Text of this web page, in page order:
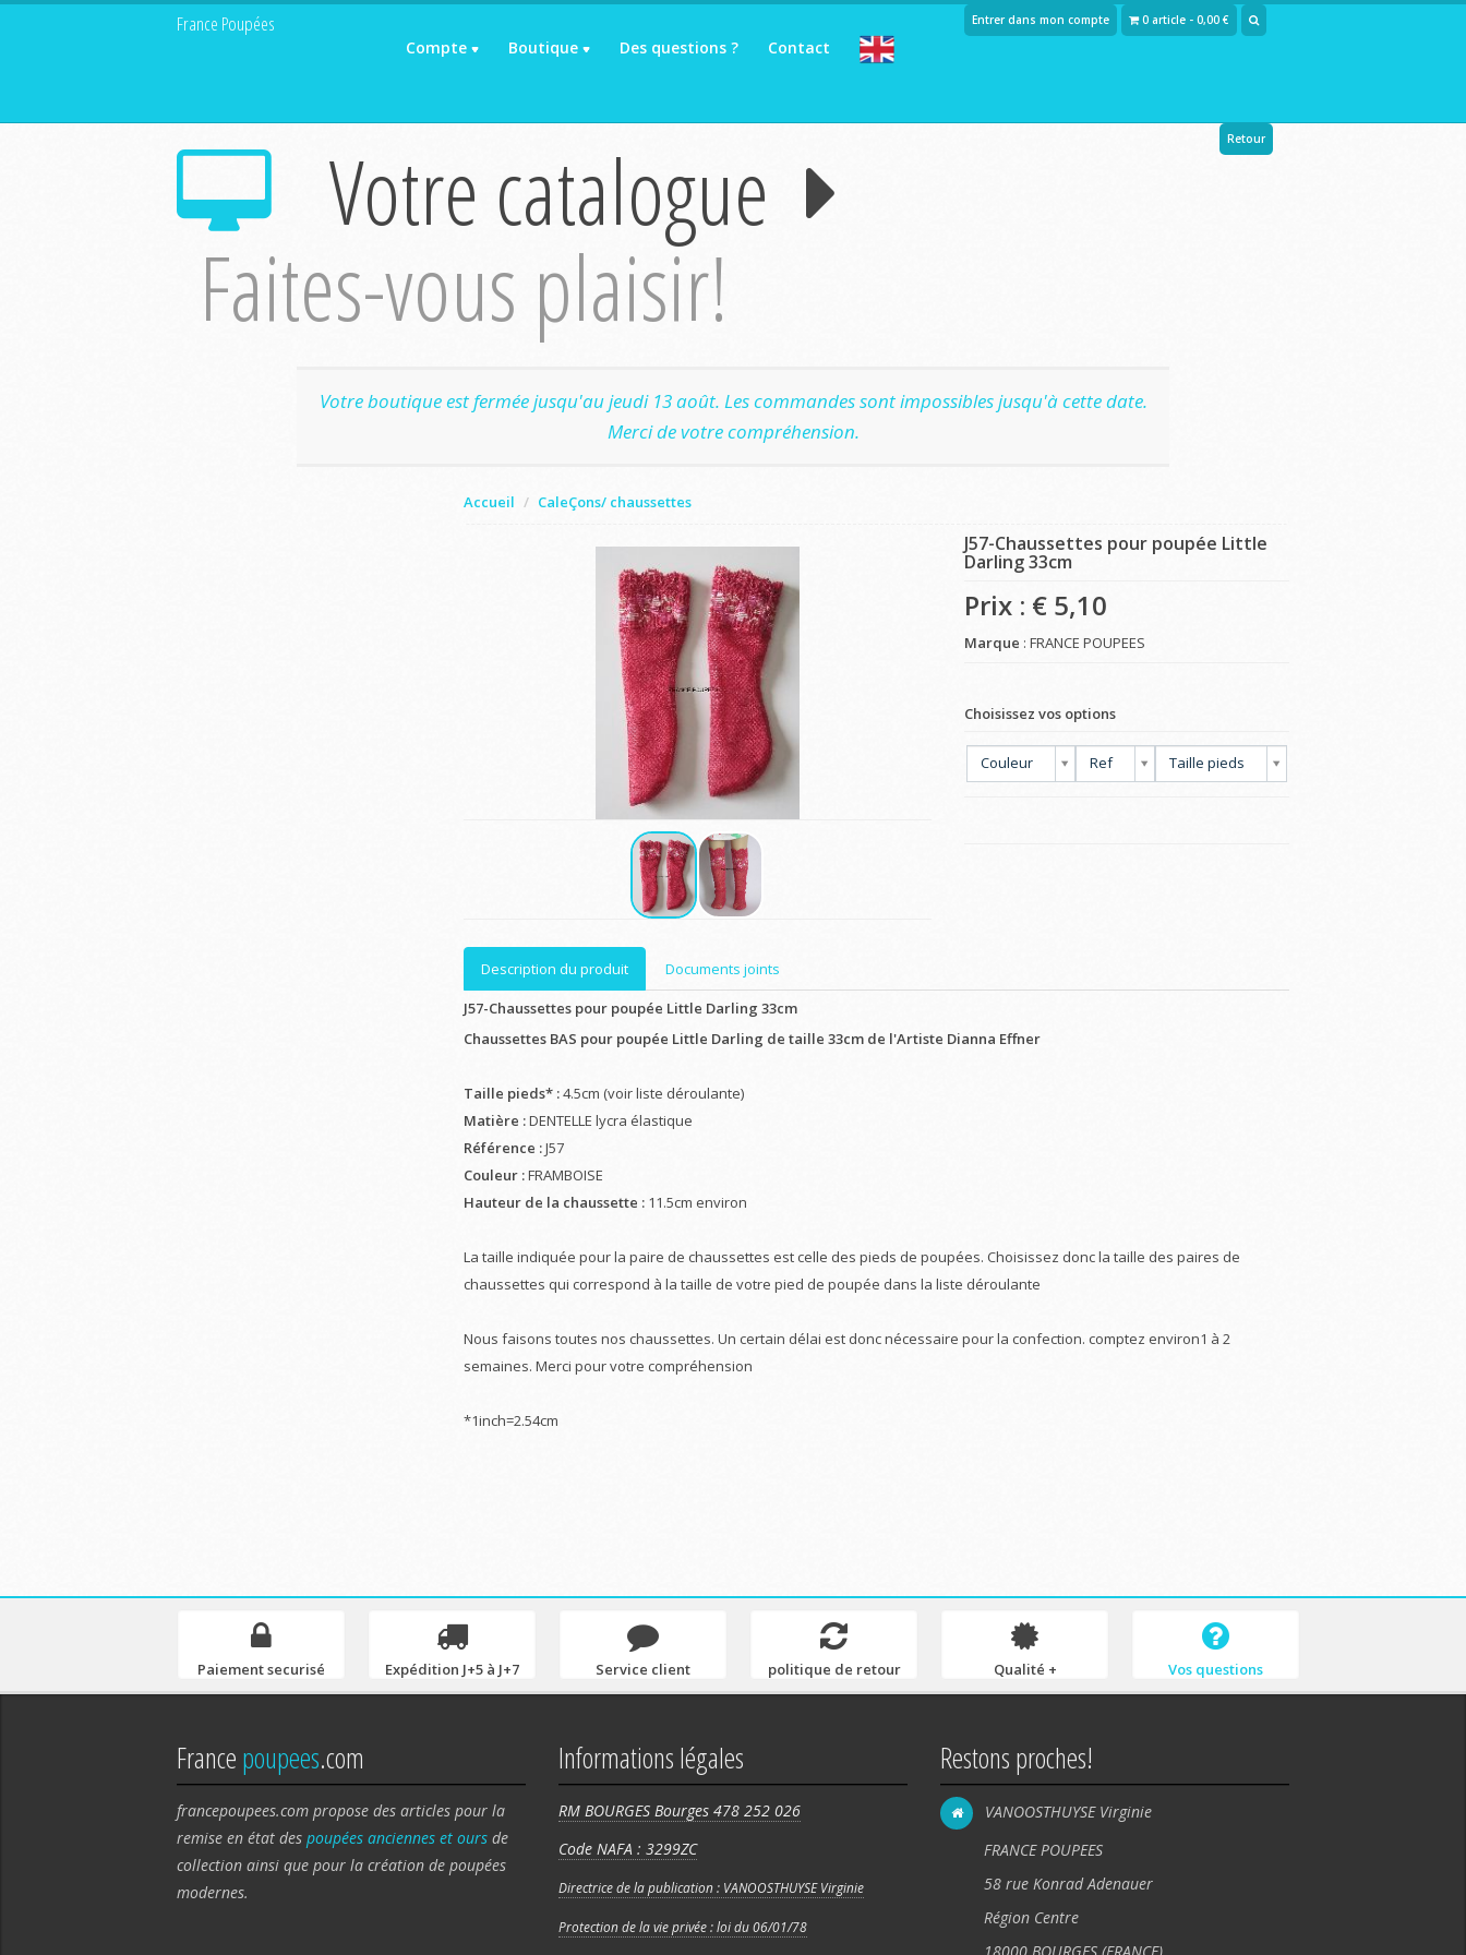
France Poupées
Compte Boutique Des questions ? Contact
Entrer dans mon compte 0 article - 0,00 €
Votre catalogue
Faites-vous plaisir!
Retour
Votre boutique est fermée jusqu'au jeudi 13 août. Les commandes sont impossibles jusqu'à cette date.
Merci de votre compréhension.
Accueil CaleÇons/ chaussettes
J57-Chaussettes pour poupée Little
Darling 33cm
Prix : € 5,10
Marque : FRANCE POUPEES
Choisissez vos options
Couleur Ref Taille pieds
Description du produit
Documents joints
J57-Chaussettes pour poupée Little Darling 33cm
Chaussettes BAS pour poupée Little Darling de taille 33cm de l'Artiste Dianna Effner
Taille pieds* :4.5cm (voir liste déroulante)
Matière :DENTELLE lycra élastique
Référence :J57
Couleur :FRAMBOISE
Hauteur de la chaussette :11.5cm environ
La taille indiquée pour la paire de chaussettes est celle des pieds de poupées. Choisissez donc la taille des paires de
chaussettes qui correspond à la taille de votre pied de poupée dans la liste déroulante
Nous faisons toutes nos chaussettes. Un certain délai est donc nécessaire pour la confection. comptez environ1 à 2
semaines. Merci pour votre compréhension
*1inch=2.54cm
Paiement securisé Expédition J+5 à J+7 Service client politique de retour Qualité + Vos questions
Francepoupees.com
francepoupees.com propose des articles pour la
remise en état des poupées anciennes et ours de
collection ainsi que pour la création de poupées
modernes.
Informations légales
RM BOURGES Bourges 478 252 026
Code NAFA : 3299ZC
Directrice de la publication : VANOOSTHUYSE Virginie
Protection de la vie privée : loi du 06/01/78
Restons proches!
VANOOSTHUYSE Virginie
FRANCE POUPEES
58 rue Konrad Adenauer
Région Centre
18000 BOURGES (FRANCE).